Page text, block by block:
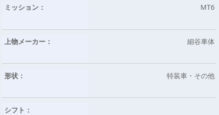
ミッション： MT6
上物メーカー： 細谷車体
形状： 特装車・その他
シフト：